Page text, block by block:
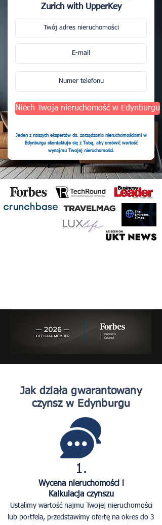
Zurich with UpperKey
Niech Twoja nieruchomość w Edynburgu
Jeden z naszych ekspertów ds. zarządzania nieruchomościami w
Edynburgu skontaktuje się z Tobą, aby omówić wartość
wynajmu Twojej nieruchomości.
Jak działa gwarantowany
czynsz w Edynburgu
1.
Wycena nieruchomości i
Kalkulacja czynszu
Ustalimy wartość najmu Twojej nieruchomości
lub portfela, przedstawimy ofertę na okres do 3